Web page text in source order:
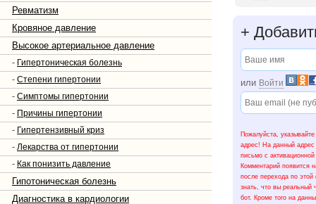
Ревматизм
Кровяное давление
Высокое артериальное давление
- Гипертоническая болезнь
- Степени гипертонии
- Симптомы гипертонии
- Причины гипертонии
- Гипертензивный криз
- Лекарства от гипертонии
- Как понизить давление
Гипотоническая болезнь
Диагностика в кардиологии
транспортировки,
+
или Войти
Пожалуйста,
адрес! На данный адрес
письмо с
Комментарий появится
после перехода по
знать, что вы реальный
бот. Кроме того на